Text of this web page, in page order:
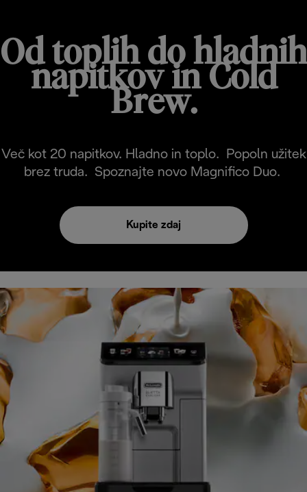
Od toplih do hladnih
napitkov in Cold
Brew.
Več kot 20 napitkov. Hladno in toplo. Popoln užitek
brez truda. Spoznajte novo Magnifico Duo.
Kupite zdaj